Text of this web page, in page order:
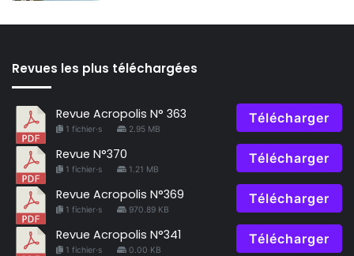
Revues les plus téléchargées
Revue Acropolis N° 363
1 fichier·s 2.95 MB
Télécharger
Revue N°370
1 fichier·s 1.21 MB
Télécharger
Revue Acropolis N°369
1 fichier·s 970.89 KB
Télécharger
Revue Acropolis N°341
1 fichier·s 0.00 KB
Télécharger